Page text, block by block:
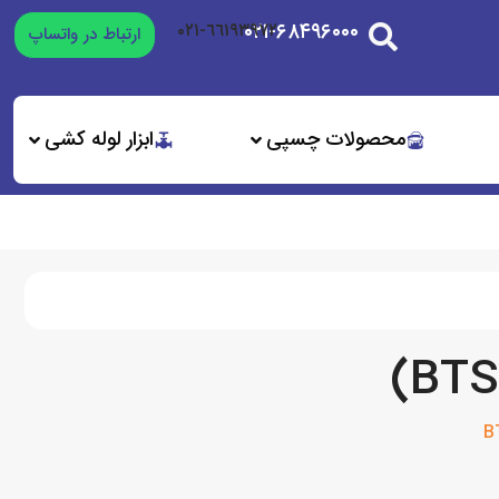
۰۲۱-۶۸۴۹۶۰۰۰٦٦١٩٣٩٧٢-٠٢١ ارتباط در واتساپ
محصولات چسپی ابزار لوله کشی